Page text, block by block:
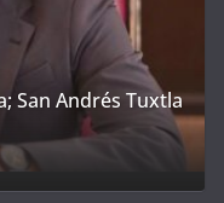
San Andrés Tuxtla